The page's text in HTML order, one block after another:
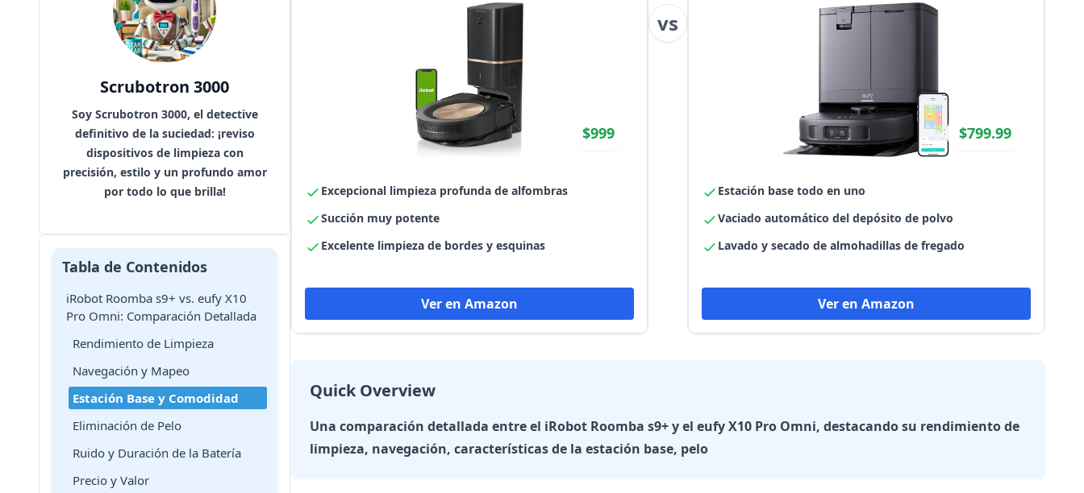
Scrubotron 3000
Soy Scrubotron 3000, el detective
definitivo de la suciedad: ¡reviso
dispositivos de limpieza con
precisión, estilo y un profundo amor
por todo lo que brilla!
Tabla de Contenidos
iRobot Roomba s9+ vs. eufy X10
Pro Omni: Comparación Detallada
Rendimiento de Limpieza
Navegación y Mapeo
Estación Base y Comodidad
Eliminación de Pelo
Ruido y Duración de la Batería
Precio y Valor
$999
Excepcional limpieza profunda de alfombras
Succión muy potente
Excelente limpieza de bordes y esquinas
Ver en Amazon
vs
$799.99
Estación base todo en uno
Vaciado automático del depósito de polvo
Lavado y secado de almohadillas de fregado
Ver en Amazon
Quick Overview
Una comparación detallada entre el iRobot Roomba s9+ y el eufy X10 Pro Omni, destacando su rendimiento de
limpieza, navegación, características de la estación base, pelo